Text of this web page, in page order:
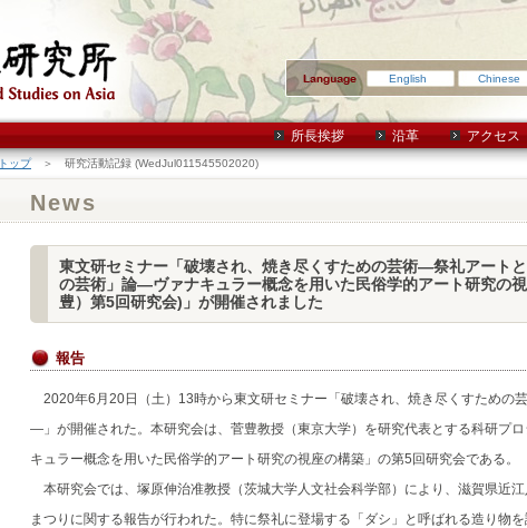
English Chinese
所長挨拶 沿革 アクセス
トップ＞ 研究活動記録 (WedJul011545502020)
News
東文研セミナー「破壊され、焼き尽くすための芸術―祭礼アート
の芸術」論―ヴァナキュラー概念を用いた民俗学的アート研究の
豊）第5回研究会)」が開催されました
報告
2020年6月20日（土）13時から東文研セミナー「破壊され、焼き尽くすための
―」が開催された。本研究会は、菅豊教授（東京大学）を研究代表とする科研プ
キュラー概念を用いた民俗学的アート研究の視座の構築」の第5回研究会である。
本研究会では、塚原伸治准教授（茨城大学人文社会科学部）により、滋賀県近
まつりに関する報告が行われた。特に祭礼に登場する「ダシ」と呼ばれる造り物